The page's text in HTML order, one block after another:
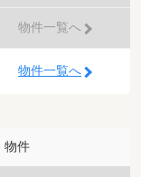
物件一覧へ
物件一覧へ
物件